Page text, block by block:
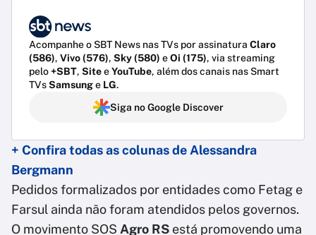
Acompanhe o SBT News nas TVs por assinatura Claro
(586), Vivo (576), Sky (580) eOi (175), via streaming
pelo+SBT, SiteeYouTube, além dos canais nas Smart
TVsSamsunge LG.
Siga no Google Discover
+ Confira todas as colunas de Alessandra
Bergmann
Pedidos formalizados por entidades como Fetag e
Farsul ainda não foram atendidos pelos governos.
O movimento SOS Agro RS está promovendo uma